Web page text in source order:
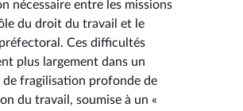
nécessaire entre les missions
du droit du travail et le
Ces difficultés
plus largement dans un
fragilisation profonde de
du travail, soumise à un «